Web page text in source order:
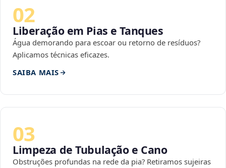
02
Liberação em Pias e Tanques
Água demorando para escoar ou retorno de resíduos?
Aplicamos técnicas eficazes.
SAIBA MAIS
03
Limpeza de Tubulação e Cano
Obstruções profundas na rede da pia? Retiramos sujeiras